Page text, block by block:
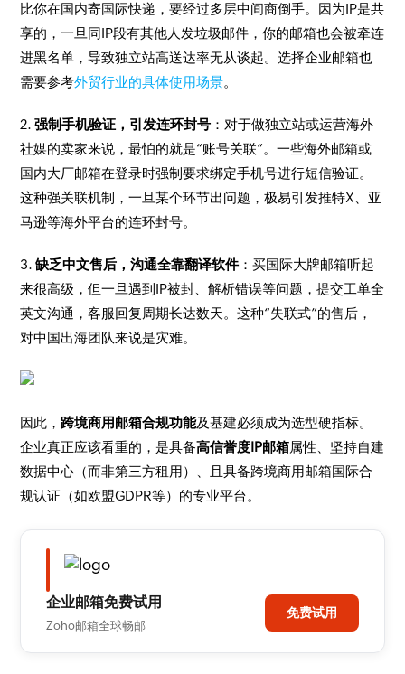
比你在国内寄国际快递，要经过多层中间商倒手。因为IP是共
享的，一旦同IP段有其他人发垃圾邮件，你的邮箱也会被牵连
进黑名单，导致独立站高送达率无从谈起。选择企业邮箱也
需要参考外贸行业的具体使用场景。
2.强制手机验证，引发连环封号 ：对于做独立站或运营海外
社媒的卖家来说，最怕的就是“账号关联”。一些海外邮箱或
国内大厂邮箱在登录时强制要求绑定手机号进行短信验证。
这种强关联机制，一旦某个环节出问题，极易引发推特X、亚
马逊等海外平台的连环封号。
3.缺乏中文售后，沟通全靠翻译软件：买国际大牌邮箱听起
来很高级，但一旦遇到IP被封、解析错误等问题，提交工单全
英文沟通，客服回复周期长达数天。这种“失联式”的售后，
对中国出海团队来说是灾难。
因此，跨境商用邮箱合规功能及基建必须成为选型硬指标。
企业真正应该看重的，是具备高信誉度IP邮箱属性、坚持自建
数据中心（而非第三方租用）、且具备跨境商用邮箱国际合
规认证（如欧盟GDPR等）的专业平台。
企业邮箱免费试用
Zoho邮箱全球畅邮
免费试用